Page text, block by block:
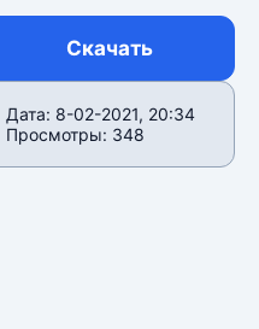
Скачать
Дата: 8-02-2021, 20:34
Просмотры: 348